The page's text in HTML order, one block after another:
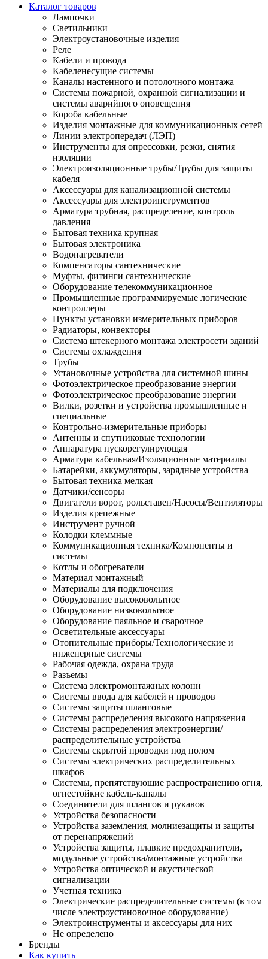
Каталог товаров
Лампочки
Светильники
Электроустановочные изделия
Реле
Кабели и провода
Кабеленесущие системы
Каналы настенного и потолочного монтажа
Системы пожарной, охранной сигнализации и
системы аварийного оповещения
Короба кабельные
Изделия монтажные для коммуникационных сетей
Линии электропередач (ЛЭП)
Инструменты для опрессовки, резки, снятия
изоляции
Электроизоляционные трубы/Трубы для защиты
кабеля
Аксессуары для канализационной системы
Аксессуары для электроинструментов
Арматура трубная, распределение, контроль
давления
Бытовая техника крупная
Бытовая электроника
Водонагреватели
Компенсаторы сантехнические
Муфты, фитинги сантехнические
Оборудование телекоммуникационное
Промышленные программируемые логические
контроллеры
Пункты установки измерительных приборов
Радиаторы, конвекторы
Система штекерного монтажа электросети зданий
Системы охлаждения
Трубы
Установочные устройства для системной шины
Фотоэлектрическое преобразование энергии
Фотоэлектрическое преобразование энергии
Вилки, розетки и устройства промышленные и
специальные
Контрольно-измерительные приборы
Антенны и спутниковые технологии
Аппаратура пускорегулирующая
Арматура кабельная/Изоляционные материалы
Батарейки, аккумуляторы, зарядные устройства
Бытовая техника мелкая
Датчики/сенсоры
Двигатели ворот, рольставен/Насосы/Вентиляторы
Изделия крепежные
Инструмент ручной
Колодки клеммные
Коммуникационная техника/Компоненты и
системы
Котлы и обогреватели
Материал монтажный
Материалы для подключения
Оборудование высоковольтное
Оборудование низковольтное
Оборудование паяльное и сварочное
Осветительные аксессуары
Отопительные приборы/Технологические и
инженерные системы
Рабочая одежда, охрана труда
Разъемы
Система электромонтажных колонн
Системы ввода для кабелей и проводов
Системы защиты шланговые
Системы распределения высокого напряжения
Системы распределения электроэнергии/
распределительные устройства
Системы скрытой проводки под полом
Системы электрических распределительных
шкафов
Системы, препятствующие распространению огня,
огнестойкие кабель-каналы
Соединители для шлангов и рукавов
Устройства безопасности
Устройства заземления, молниезащиты и защиты
от перенапряжений
Устройства защиты, плавкие предохранители,
модульные устройства/монтажные устройства
Устройства оптической и акустической
сигнализации
Учетная техника
Электрические распределительные системы (в том
числе электроустановочное оборудование)
Электроинструменты и аксессуары для них
Не определено
Бренды
Как купить